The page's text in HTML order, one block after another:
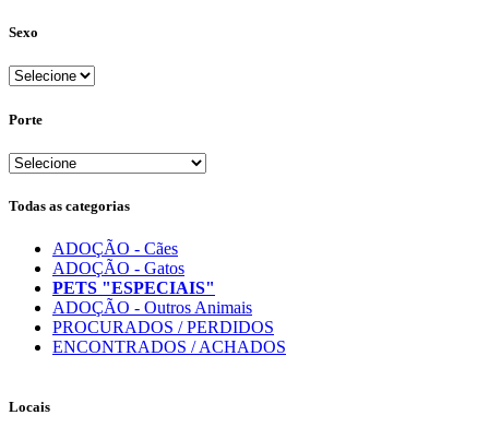
Sexo
Porte
Todas as categorias
ADOÇÃO - Cães
ADOÇÃO - Gatos
PETS "ESPECIAIS"
ADOÇÃO - Outros Animais
PROCURADOS / PERDIDOS
ENCONTRADOS / ACHADOS
Locais